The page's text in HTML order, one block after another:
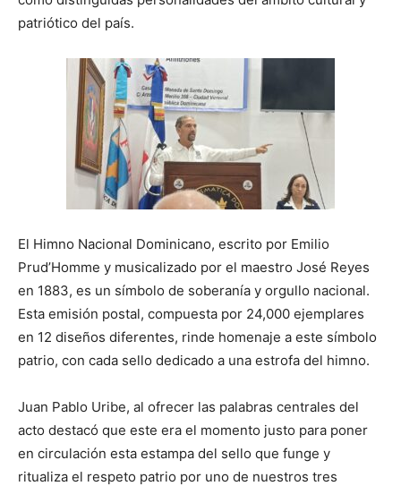
patriótico del país.
El Himno Nacional Dominicano, escrito por Emilio
Prud’Homme y musicalizado por el maestro José Reyes
en 1883, es un símbolo de soberanía y orgullo nacional.
Esta emisión postal, compuesta por 24,000 ejemplares
en 12 diseños diferentes, rinde homenaje a este símbolo
patrio, con cada sello dedicado a una estrofa del himno.
Juan Pablo Uribe, al ofrecer las palabras centrales del
acto destacó que este era el momento justo para poner
en circulación esta estampa del sello que funge y
ritualiza el respeto patrio por uno de nuestros tres